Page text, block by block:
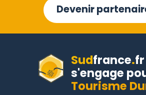
Devenir
Sudfrance.fr
s'engage
Tourisme